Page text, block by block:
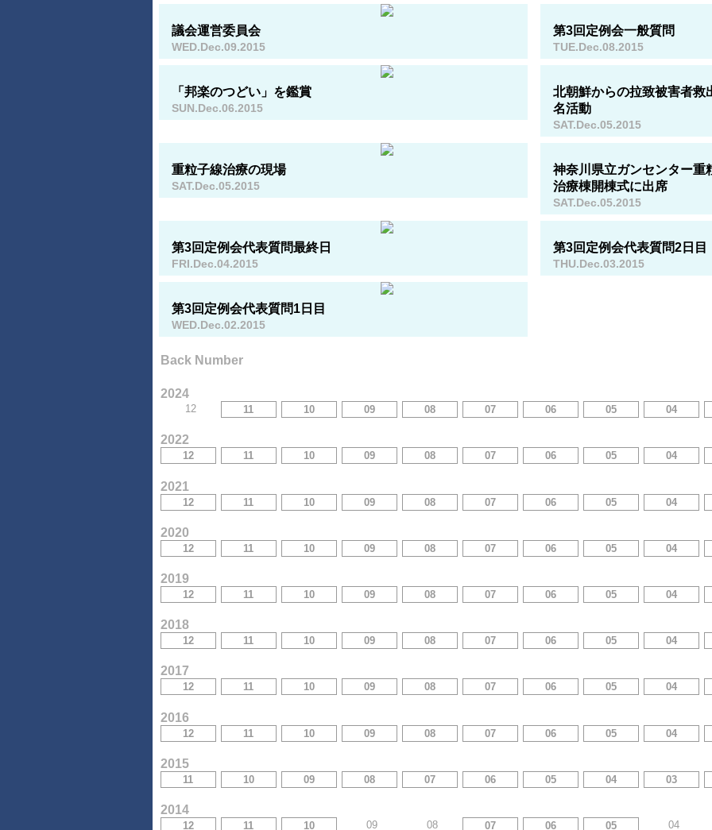
議会運営委員会
WED.Dec.09.2015
第3回定例会一般質問
TUE.Dec.08.2015
「邦楽のつどい」を鑑賞
SUN.Dec.06.2015
北朝鮮からの拉致被害者救
名活動
SAT.Dec.05.2015
重粒子線治療の現場
SAT.Dec.05.2015
神奈川県立ガンセンター重
治療棟開棟式に出席
SAT.Dec.05.2015
第3回定例会代表質問最終日
FRI.Dec.04.2015
第3回定例会代表質問2日目
THU.Dec.03.2015
第3回定例会代表質問1日目
WED.Dec.02.2015
Back Number
2024
12 11 10 09 08 07 06 05 04
2022
12 11 10 09 08 07 06 05 04
2021
12 11 10 09 08 07 06 05 04
2020
12 11 10 09 08 07 06 05 04
2019
12 11 10 09 08 07 06 05 04
2018
12 11 10 09 08 07 06 05 04
2017
12 11 10 09 08 07 06 05 04
2016
12 11 10 09 08 07 06 05 04
2015
11 10 09 08 07 06 05 04 03
2014
12 11 10 09 08 07 06 05 04